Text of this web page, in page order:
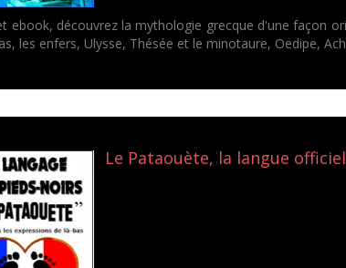
ebook, découvrez la mythologie grecque d'une façon
les enfers, Ulysse, Thésée et le minotaure, Oedipe,
Le Pataouète, la langue